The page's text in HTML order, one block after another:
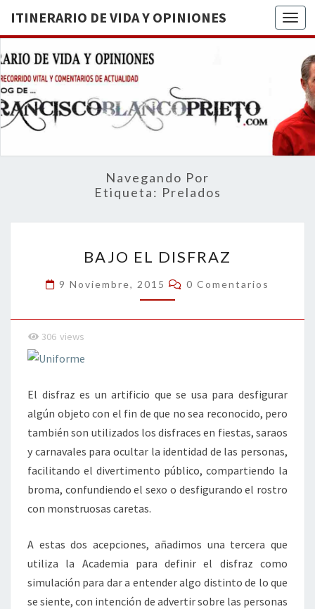
ITINERARIO DE VIDA Y OPINIONES
DE
BREVE
RECORRIDO
VITAL Y
ACTUALIDAD
Navegando Por
Etiqueta: Prelados
EL
DISFRAZ
BAJO EL DISFRAZ
9 Noviembre, 2015 Comentarios
0 Comentarios
306 views
El disfraz es un artificio que se usa para desfigurar
algún objeto con el fin de que no sea reconocido, pero
también son utilizados los disfraces en fiestas, saraos
y carnavales para ocultar la identidad de las personas,
facilitando el divertimento público, compartiendo la
broma, confundiendo el sexo o desfigurando el rostro
con monstruosas caretas.
A estas dos acepciones, añadimos una tercera que
utiliza la Academia para definir el disfraz como
simulación para dar a entender algo distinto de lo que
se siente, con intención de advertir sobre las personas